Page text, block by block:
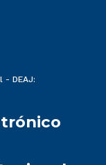
- DEAJ: